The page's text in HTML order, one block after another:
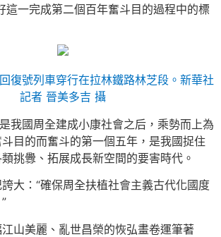
這一完成第二個百年奮斗目的過程中的標
復號列車穿行在拉林鐵路林芝段。新華社
記者 晉美多吉 攝
國周全建成小康社會之后，乘勢而上為
目的而奮斗的第一個五年，是我國捉住
挑釁、拓展成長新空間的要害時代。
：“確保周全扶植社會主義古代化國度
美麗、亂世昌榮的恢弘畫卷運筆著